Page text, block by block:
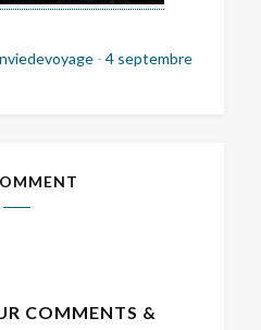
- 4 septembre
COMMENTS &